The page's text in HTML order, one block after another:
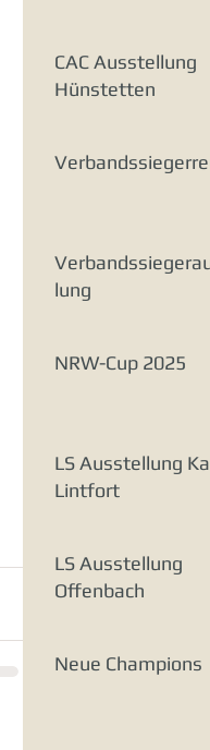
CAC Ausstellung
Hünstetten
lung
NRW-Cup 2025
LS Ausstellung
Lintfort
LS Ausstellung
Offenbach
Neue Champions